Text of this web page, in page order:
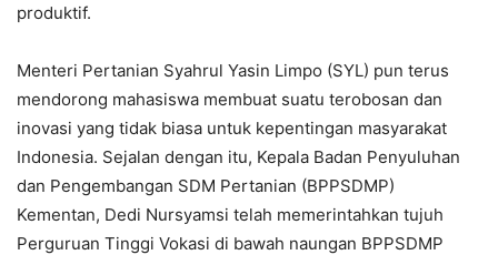
produktif.
Menteri Pertanian Syahrul Yasin Limpo (SYL) pun terus
mendorong mahasiswa membuat suatu terobosan dan
inovasi yang tidak biasa untuk kepentingan masyarakat
Indonesia. Sejalan dengan itu, Kepala Badan Penyuluhan
dan Pengembangan SDM Pertanian (BPPSDMP)
Kementan, Dedi Nursyamsi telah memerintahkan tujuh
Perguruan Tinggi Vokasi di bawah naungan BPPSDMP